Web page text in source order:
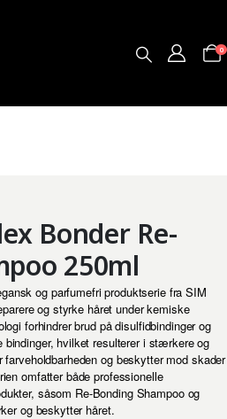
0
Bonder Re-
250ml
og parfumefri produktserie fra SIM
og styrke håret under kemiske
forhindrer brud på disulfidbindinger og
bindinger, hvilket resulterer i stærkere og
farveholdbarheden og beskytter mod skader
omfatter både professionelle
såsom Re-Bonding Shampoo og
og beskytter håret.